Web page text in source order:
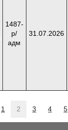
1487-
р/
адм
31.07.2026
1 2 3 4 5